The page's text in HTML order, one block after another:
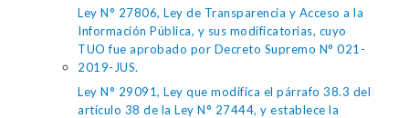
Ley N° 27806, Ley de Transparencia y Acceso a la
Información Pública, y sus modificatorias, cuyo
TUO fue aprobado por Decreto Supremo N° 021-
2019-JUS.
Ley N° 29091, Ley que modifica el párrafo 38.3 del
artículo 38 de la Ley N° 27444, y establece la